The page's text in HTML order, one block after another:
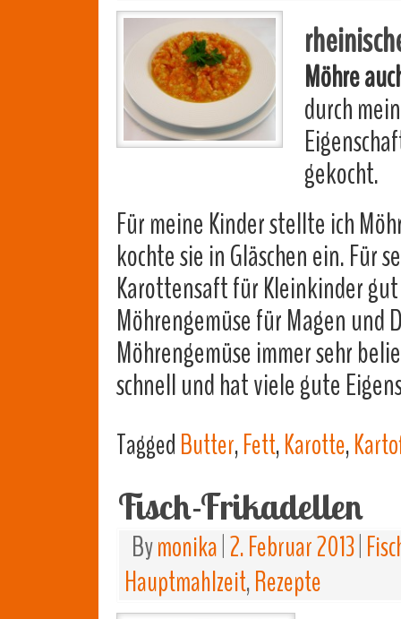
Möhre
durch
gekocht.
Für meine Kinder stellte ich
kochte sie in Gläschen ein. Für
Karottensaft für Kleinkinder
Möhrengemüse für Magen und
Möhrengemüse immer sehr
schnell und hat viele gute
TaggedButter,Fett,Karotte,
Fisch-Frikadellen
Bymonika 2. Februar 2013
Hauptmahlzeit,Rezepte